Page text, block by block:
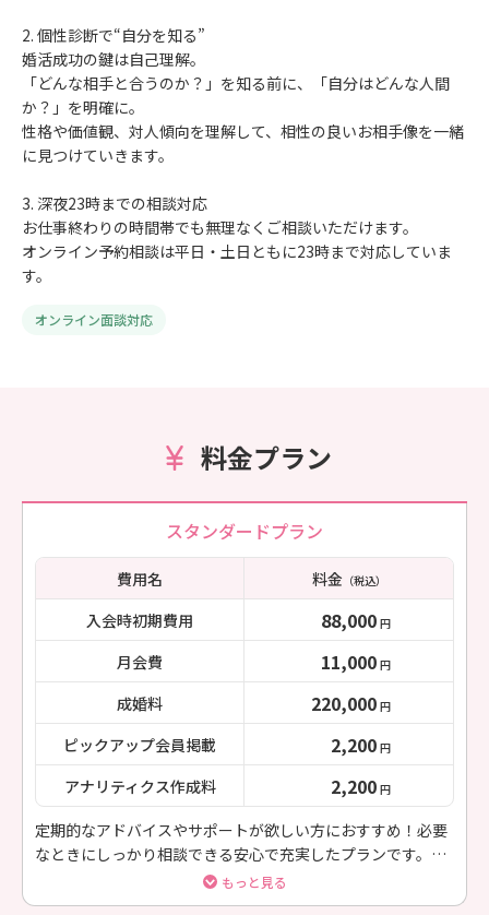
2. 個性診断で“自分を知る”
婚活成功の鍵は自己理解。
「どんな相手と合うのか？」を知る前に、「自分はどんな人間
か？」を明確に。
性格や価値観、対人傾向を理解して、相性の良いお相手像を一緒
に見つけていきます。
3. 深夜23時までの相談対応
お仕事終わりの時間帯でも無理なくご相談いただけます。
オンライン予約相談は平日・土日ともに23時まで対応していま
す。
オンライン面談対応
料金プラン
スタンダードプラン
費用名 料金（税込）
入会時初期費用 88,000 円
月会費 11,000 円
成婚料 220,000 円
ピックアップ会員掲載 2,200 円
アナリティクス作成料 2,200 円
定期的なアドバイスやサポートが欲しい方におすすめ！必要
なときにしっかり相談できる安心で充実したプランです。プ
ロフィール作成からお見合調整、交際中のフォローまで、仲
人が丁寧にサポートいたします。
もっと見る